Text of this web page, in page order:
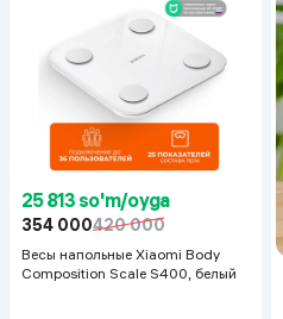
25 813 so'm/oyga
354 000420 000
Весы напольные Xiaomi Body
Composition Scale S400, белый